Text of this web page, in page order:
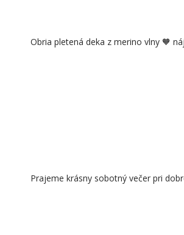
Obria pletená deka z merino vlny 🧡
Prajeme krásny sobotný večer pri